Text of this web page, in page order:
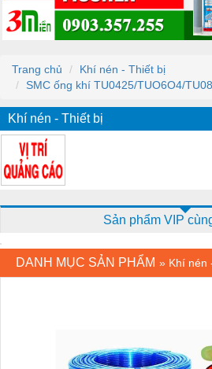
Trang chủ
Khí nén - Thiết bị
SMC ống khí TU0425/TUO6O4/
Khí nén - Thiết bị
Sản phẩm VIP
DANH MỤC SẢN PHẨM » Khí nén